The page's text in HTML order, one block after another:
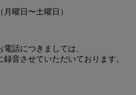
曜日〜土曜日）
話につきましては、
音させていただいております。